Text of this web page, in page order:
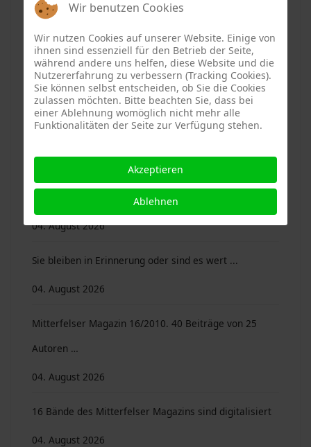
2026
04. August 2026
Mitterfels. Rollendes Vergnügen im Burgmuseum
04. August 2026
Mitterfels. Ein Ort, an dem Kinder sich wohlfühlen
04. August 2026
MitterfelsWiki – eine neue Internetseite
04. August 2026
Sie bleiben in Erinnerung oder sind es wert ...
04. August 2026
Mitterfelser Magazin 16/2010. 40 Beiträge von 25
Autoren …
04. August 2026
16 Bände des Mitterfelser Magazins sind digitalisiert
04. August 2026
Wir benutzen Cookies
Wir nutzen Cookies auf unserer Website. Einige von
ihnen sind essenziell für den Betrieb der Seite,
während andere uns helfen, diese Website und die
Nutzererfahrung zu verbessern (Tracking Cookies).
Sie können selbst entscheiden, ob Sie die Cookies
zulassen möchten. Bitte beachten Sie, dass bei
einer Ablehnung womöglich nicht mehr alle
Funktionalitäten der Seite zur Verfügung stehen.
Akzeptieren
Ablehnen